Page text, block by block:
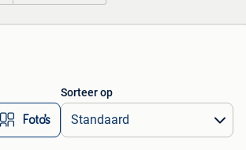
Foto’s
Sorteer op